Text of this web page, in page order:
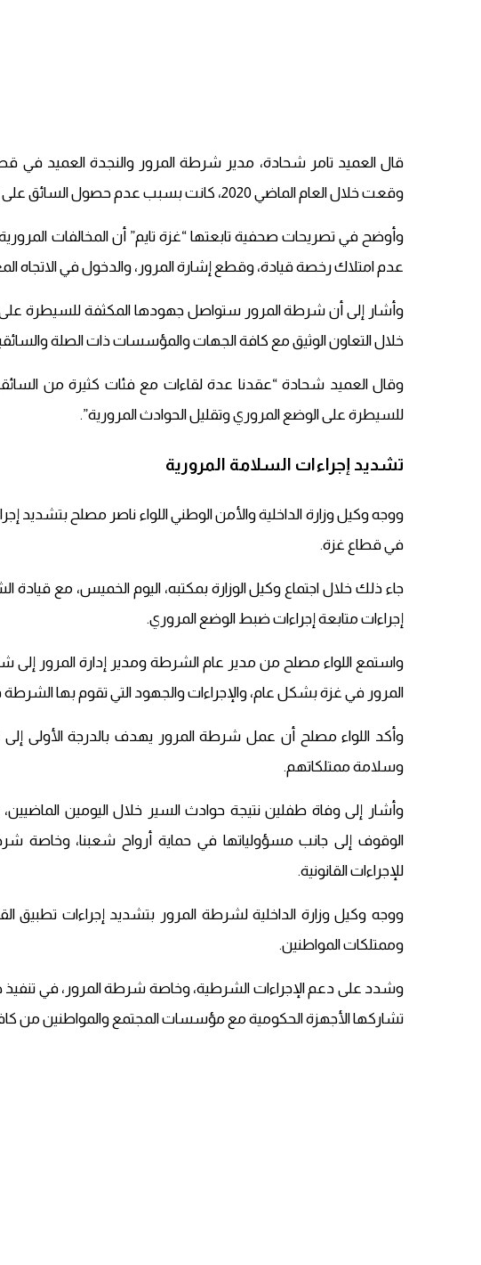
وقعت خلال العام الماضي 2020، كانت بسبب عدم حصول السائق على رخصة قيادة.
وأوضح في تصريحات صحفية تابعتها “غزة تايم” أن المخالفات
عدم امتلاك رخصة قيادة، وقطع إشارة المرور، والدخول في الاتجاه
وأشار إلى أن شرطة المرور ستواصل جهودها المكثفة للسيطرة
خلال التعاون الوثيق مع كافة الجهات والمؤسسات ذات الصلة
وقال العميد شحادة “عقدنا عدة لقاءات مع فئات كثيرة من
للسيطرة على الوضع المروري وتقليل الحوادث المرورية”.
تشديد إجراءات السلامة المرورية
ووجه وكيل وزارة الداخلية والأمن الوطني اللواء ناصر مصلح بتشديد
في قطاع غزة.
جاء ذلك خلال اجتماع وكيل الوزارة بمكتبه، اليوم الخميس، مع
إجراءات متابعة إجراءات ضبط الوضع المروري.
واستمع اللواء مصلح من مدير عام الشرطة ومدير إدارة
المرور في غزة بشكل عام، والإجراءات والجهود التي تقوم بها
وأكد اللواء مصلح أن عمل شرطة المرور يهدف بالدرجة الأولى إلى
وسلامة ممتلكاتهم.
وأشار إلى وفاة طفلين نتيجة حوادث السير خلال اليومين
الوقوف إلى جانب مسؤولياتها في حماية أرواح شعبنا، وخاصة
للإجراءات القانونية.
ووجه وكيل وزارة الداخلية لشرطة المرور بتشديد إجراءات تطبيق
وممتلكات المواطنين.
وشدد على دعم الإجراءات الشرطية، وخاصة شرطة المرور، في
تشاركها الأجهزة الحكومية مع مؤسسات المجتمع والمواطنين من